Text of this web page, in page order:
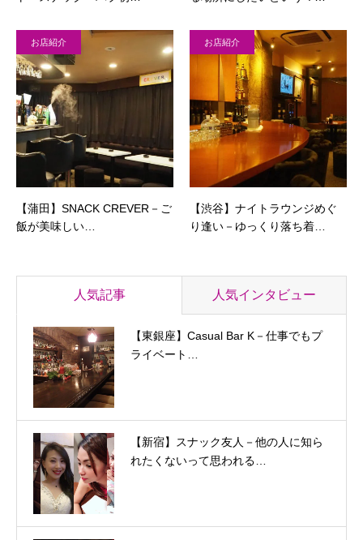
お店紹介
【蒲田】SNACK CREVER－ご
飯が美味しい…
お店紹介
【渋谷】ナイトラウンジめぐ
り逢い－ゆっくり落ち着…
人気記事 人気インタビュー
【東銀座】Casual Bar K－仕事でもプ
ライベート…
【新宿】スナック友人－他の人に知ら
れたくないって思われる…